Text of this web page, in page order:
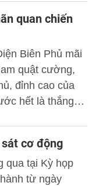
bài học lịch sử
và bảo vệ
quan chiến
Biên Phủ mãi
quật cường,
đỉnh cao của
hết là thắng
cơ động
qua tại Kỳ họp
từ ngày